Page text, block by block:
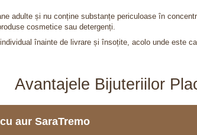
adulte și nu conține substanțe periculoase în
cosmetice sau detergenți.
înainte de livrare și însoțite, acolo unde este
Avantajele Bijuteriilor
aur SaraTremo